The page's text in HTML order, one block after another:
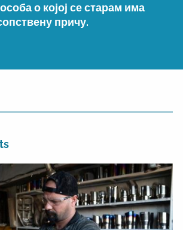
о којој се старам има
причу.